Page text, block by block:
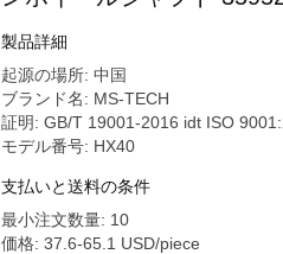
4032790 4041180ターボ
製品詳細
起源の場所: 中国
ブランド名: MS-TECH
証明: GB/T 19001-2016 idt ISO
モデル番号: HX40
支払いと送料の条件
最小注文数量: 10
価格: 37.6-65.1 USD/piece